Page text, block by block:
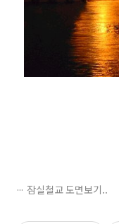
잠실철교 도면보기..